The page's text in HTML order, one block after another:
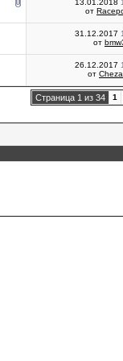
13.01.2018
от
31.12.2017
от
26.12.2017
от
Страница 1 из 34 1